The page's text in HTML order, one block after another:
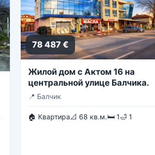
78 487 €
Жилой дом с Актом 16 на
центральной улице Балчика.
📍 Балчик
🏠 Квартира📐 68 кв.м.🛏 1🛁 1